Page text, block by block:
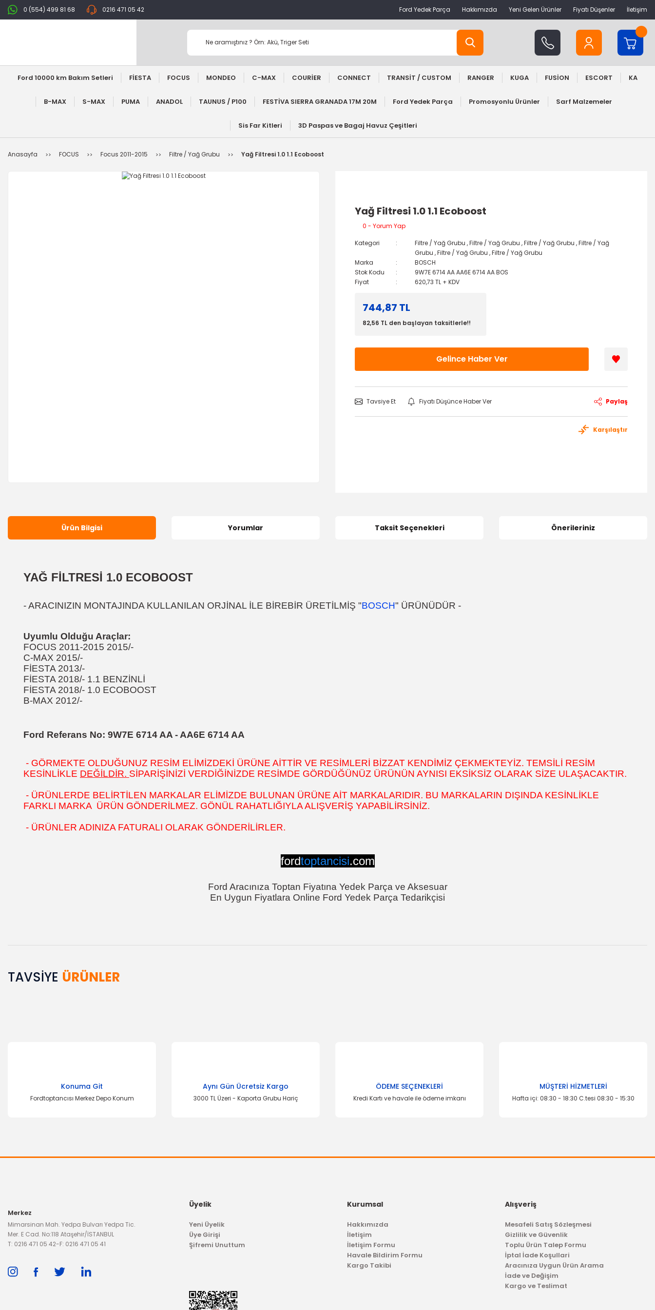
0 (554) 499 81 68 0216 471 05 42 Ford Yedek Parça Hakkımızda Yeni Gelen Ürünler Fiyatı Düşenler İletişim
Ford 10000 km Bakım Setleri FİESTA FOCUS MONDEO C-MAX COURİER CONNECT TRANSİT / CUSTOM RANGER KUGA FUSİON ESCORT KA
B-MAX S-MAX PUMA ANADOL TAUNUS / P100 FESTİVA SIERRA GRANADA 17M 20M Ford Yedek Parça Promosyonlu Ürünler Sarf Malzemeler
Sis Far Kitleri 3D Paspas ve Bagaj Havuz Çeşitleri
Anasayfa FOCUS Focus 2011-2015 Filtre / Yağ Grubu Yağ Filtresi 1.0 1.1 Ecoboost
Yağ Filtresi 1.0 1.1 Ecoboost
0 - Yorum Yap
Kategori Filtre / Yağ Grubu ,Filtre / Yağ Grubu ,Filtre / Yağ Grubu ,Filtre / Yağ
Grubu ,Filtre / Yağ Grubu ,Filtre / Yağ Grubu
Marka
BOSCH
Stok Kodu
9W7E 6714 AA AA6E 6714 AA BOS
Fiyat
620,73 TL + KDV
744,87 TL
82,56 TL den başlayan taksitlerle!!
Gelince Haber Ver
Tavsiye Et Fiyatı Düşünce Haber Ver Paylaş
Karşılaştır
Ürün Bilgisi Yorumlar Taksit Seçenekleri Önerileriniz
YAĞ FİLTRESİ 1.0 ECOBOOST
- ARACINIZIN MONTAJINDA KULLANILAN ORJİNAL İLE BİREBİR ÜRETİLMİŞ "BOSCH" ÜRÜNÜDÜR -
Uyumlu Olduğu Araçlar:
FOCUS 2011-2015 2015/-
C-MAX 2015/-
FİESTA 2013/-
FİESTA 2018/- 1.1 BENZİNLİ
FİESTA 2018/- 1.0 ECOBOOST
B-MAX 2012/-
Ford Referans No: 9W7E 6714 AA - AA6E 6714 AA
- GÖRMEKTE OLDUĞUNUZ RESİM ELİMİZDEKİ ÜRÜNE AİTTİR VE RESİMLERİ BİZZAT KENDİMİZ ÇEKMEKTEYİZ. TEMSİLİ RESİM
KESİNLİKLE DEĞİLDİR. SİPARİŞİNİZİ VERDİĞİNİZDE RESİMDE GÖRDÜĞÜNÜZ ÜRÜNÜN AYNISI EKSİKSİZ OLARAK SİZE ULAŞACAKTIR.
- ÜRÜNLERDE BELİRTİLEN MARKALAR ELİMİZDE BULUNAN ÜRÜNE AİT MARKALARIDIR. BU MARKALARIN DIŞINDA KESİNLİKLE
FARKLI MARKA ÜRÜN GÖNDERİLMEZ. GÖNÜL RAHATLIĞIYLA ALIŞVERİŞ YAPABİLİRSİNİZ.
- ÜRÜNLER ADINIZA FATURALI OLARAK GÖNDERİLİRLER.
fordtoptancisi.com
Ford Aracınıza Toptan Fiyatına Yedek Parça ve Aksesuar
En Uygun Fiyatlara Online Ford Yedek Parça Tedarikçisi
Bu ürünün fiyat bilgisi, resim, ürün açıklamalarında ve diğer konularda yetersiz gördüğünüz noktaları öneri formunu kullanarak tarafımıza iletebilirsiniz.
TAVSİYE ÜRÜNLER
Ön Viraj Demir Lastiği Focus C-Max 22,50 mm
OTOSAN
Konuma Git
Fordtoptancısı Merkez Depo Konum
Aynı Gün Ücretsiz Kargo
3000 TL Üzeri - Kaporta Grubu Hariç
ÖDEME SEÇENEKLERİ
Kredi Kartı ve havale ile ödeme imkanı
MÜŞTERİ HİZMETLERİ
Hafta içi: 08:30 - 18:30 C.tesi 08:30 - 15:30
Merkez
Mimarsinan Mah. Yedpa Bulvarı Yedpa Tic.
Mer. E Cad. No:118 Ataşehir/İSTANBUL
T: 0216 471 05 42-F: 0216 471 05 41
Üyelik
Yeni Üyelik
Üye Girişi
Şifremi Unuttum
Kurumsal
Hakkımızda
İletişim
İletişim Formu
Havale Bildirim Formu
Kargo Takibi
Alışveriş
Mesafeli Satış Sözleşmesi
Gizlilik ve Güvenlik
Toplu Ürün Talep Formu
İptal İade Koşullari
Aracınıza Uygun Ürün Arama
İade ve Değişim
Kargo ve Teslimat